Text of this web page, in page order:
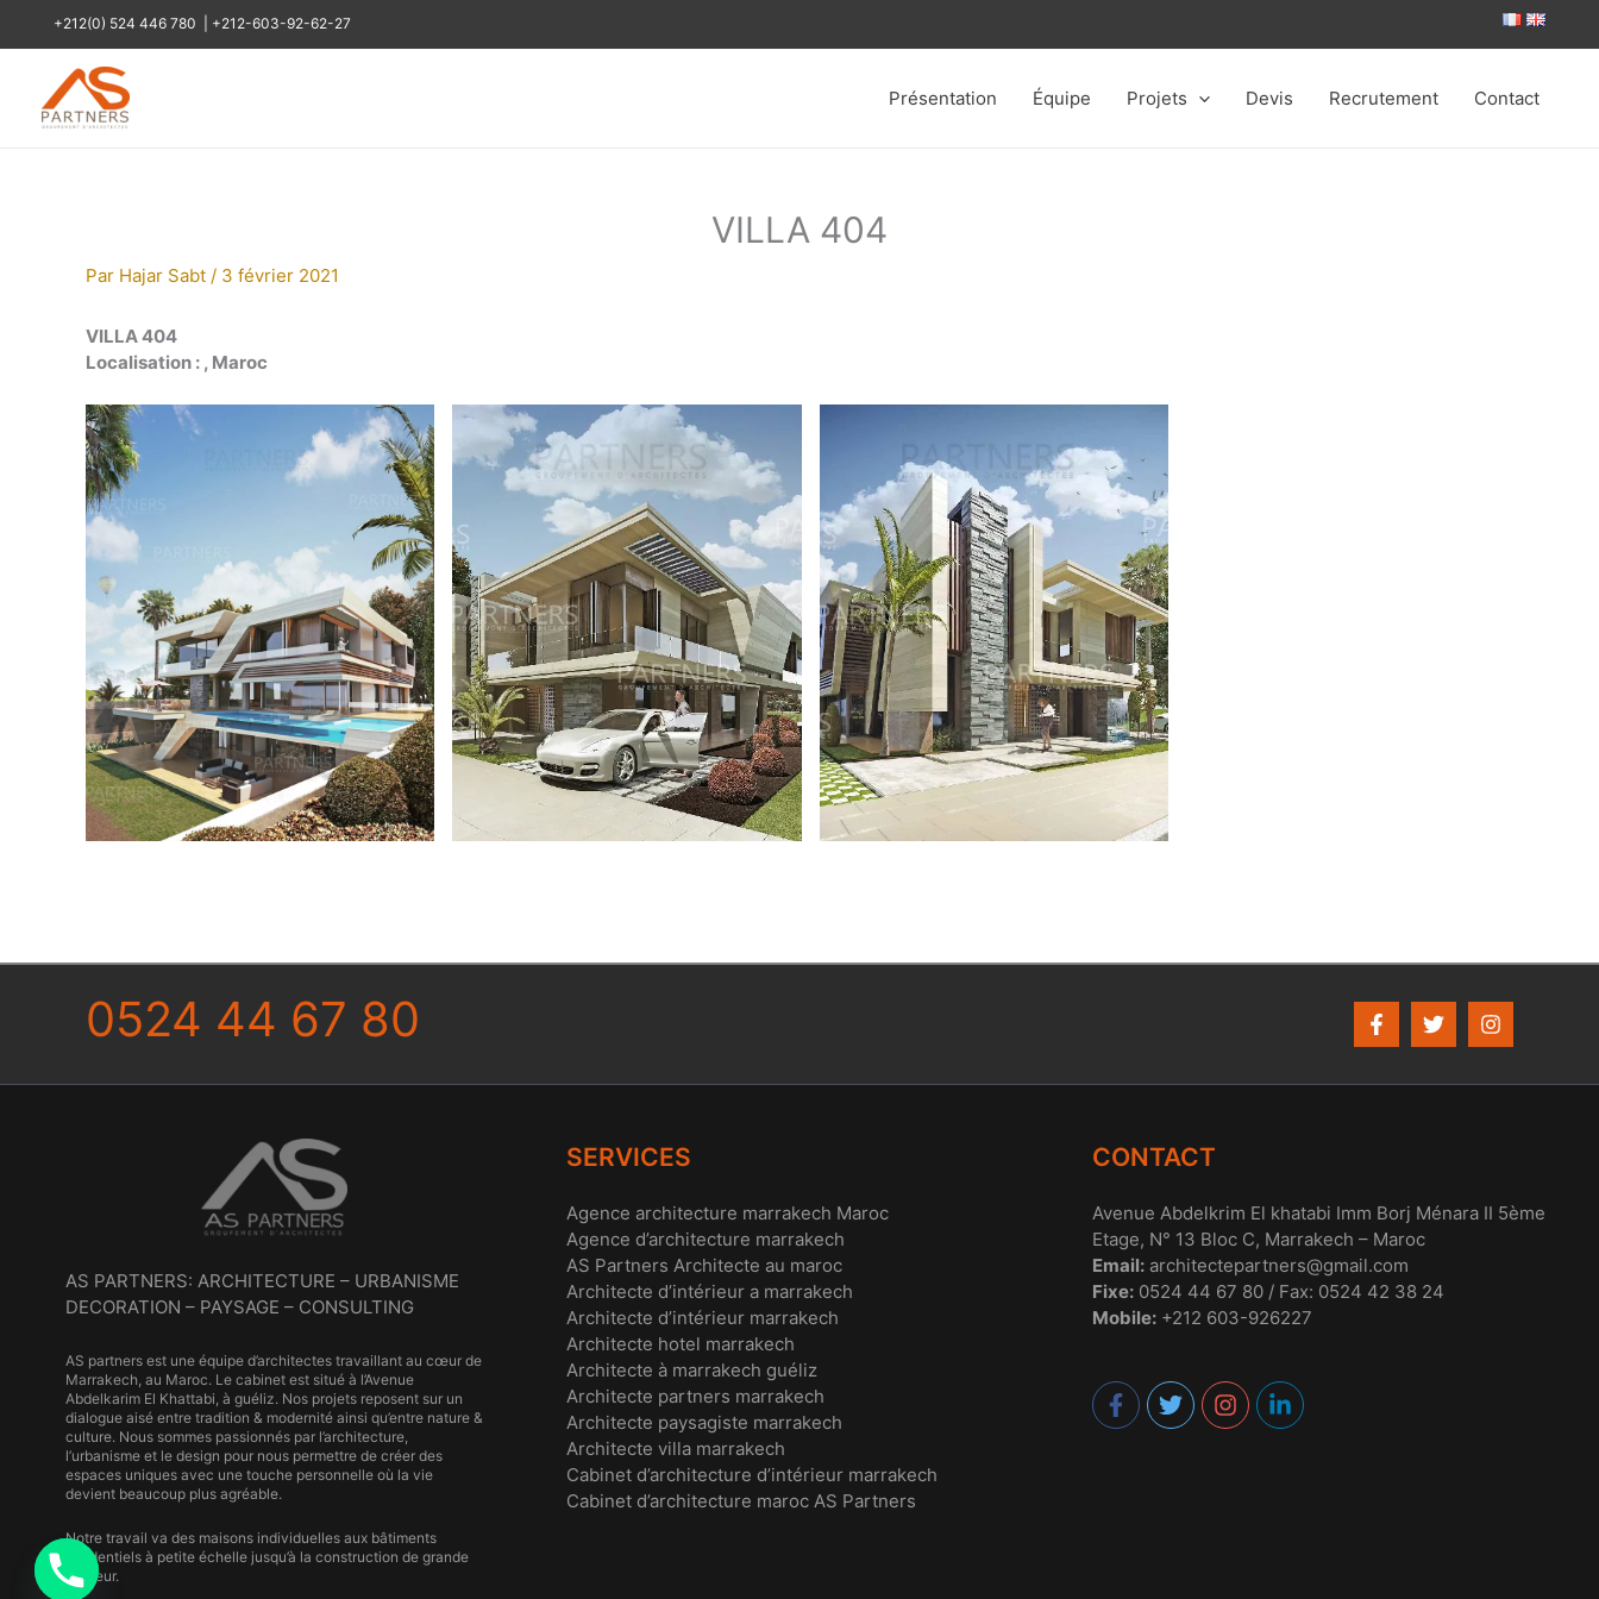
+212(0) 524 446 780 +212-603-92-62-27
Présentation Équipe Projets Devis Recrutement Contact
VILLA 404
Par Hajar Sabt / 3 février 2021
VILLA 404
Localisation : , Maroc
0524 44 67 80
AS PARTNERS: ARCHITECTURE – URBANISME
DECORATION – PAYSAGE – CONSULTING
AS partners est une équipe d’architectes travaillant au cœur de
Marrakech, au Maroc. Le cabinet est situé à l’Avenue
Abdelkarim El Khattabi, à guéliz. Nos projets reposent sur un
dialogue aisé entre tradition & modernité ainsi qu’entre nature &
culture. Nous sommes passionnés par l’architecture,
l’urbanisme et le design pour nous permettre de créer des
espaces uniques avec une touche personnelle où la vie
devient beaucoup plus agréable.
Notre travail va des maisons individuelles aux bâtiments
résidentiels à petite échelle jusqu’à la construction de grande
hauteur.
SERVICES
Agence architecture marrakech Maroc
Agence d’architecture marrakech
AS Partners Architecte au maroc
Architecte d’intérieur a marrakech
Architecte d’intérieur marrakech
Architecte hotel marrakech
Architecte à marrakech guéliz
Architecte partners marrakech
Architecte paysagiste marrakech
Architecte villa marrakech
Cabinet d’architecture d’intérieur marrakech
Cabinet d’architecture maroc AS Partners
CONTACT
Avenue Abdelkrim El khatabi Imm Borj Ménara II 5ème
Etage, N° 13 Bloc C, Marrakech – Maroc
Email:architectepartners@gmail.com
Fixe:0524 44 67 80 / Fax: 0524 42 38 24
Mobile:+212 603-926227